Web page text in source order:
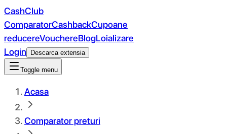
CashClub
ComparatorCashbackCupoane
reducereVouchereBlogLoializare
Login
Descarca extensia
Toggle menu
Acasa
Comparator preturi